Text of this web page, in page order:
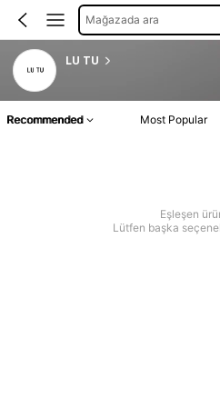
Mağazada ara
LU TU
Recommended Most Popular
Eşleşen
Lütfen başka